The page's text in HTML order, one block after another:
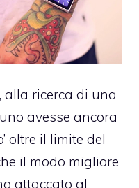
, alla ricerca di una
avesse ancora
oltre il limite del
il modo migliore
attaccato al